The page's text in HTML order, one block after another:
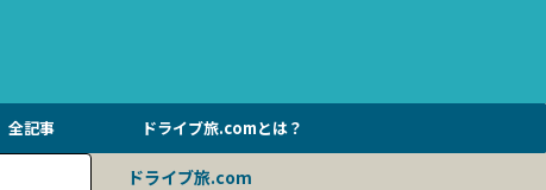
全記事 ドライブ旅.comとは？
ドライブ旅.com